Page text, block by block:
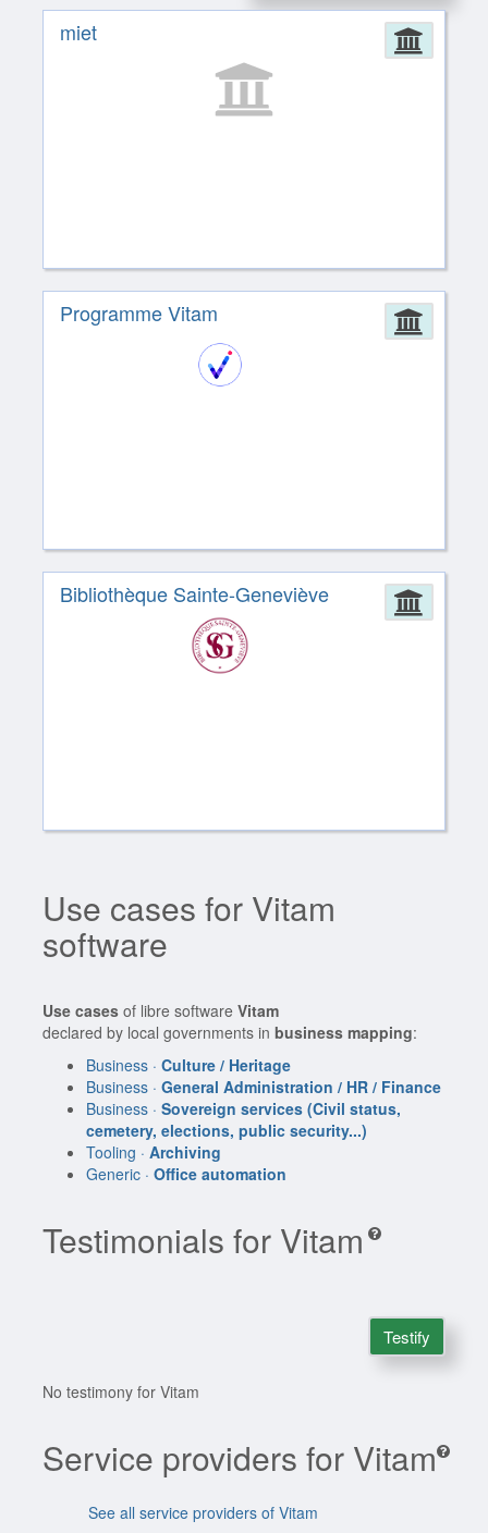
miet
Programme Vitam
Bibliothèque Sainte-Geneviève
Use cases for Vitam
software
Use cases of libre softwareVitam
declared by local governments inbusiness mapping:
Business ·Culture / Heritage
Business ·General Administration / HR / Finance
Business ·Sovereign services (Civil status,
cemetery, elections, public security...)
Tooling ·Archiving
Generic ·Office automation
Testimonials for Vitam
Testify
No testimony for Vitam
Service providers for Vitam
See all service providers of Vitam